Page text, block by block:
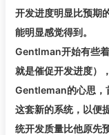
开发进度明显比预期
能明显感觉得到。
Gentlman开始有些
就是催促开发进度）
Gentleman的心思，
这套新的系统，以便
统开发质量比他原先